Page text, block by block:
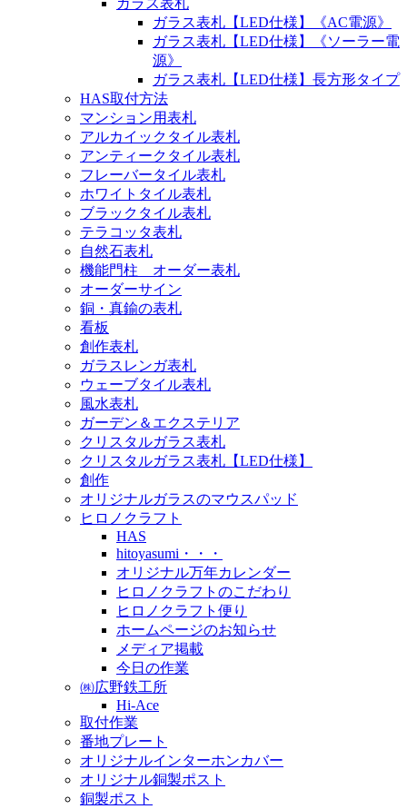
ガラス表札
ガラス表札【LED仕様】《AC電源》
ガラス表札【LED仕様】《ソーラー電
源》
ガラス表札【LED仕様】長方形タイプ
HAS取付方法
マンション用表札
アルカイックタイル表札
アンティークタイル表札
フレーバータイル表札
ホワイトタイル表札
ブラックタイル表札
テラコッタ表札
自然石表札
機能門柱 オーダー表札
オーダーサイン
銅・真鍮の表札
看板
創作表札
ガラスレンガ表札
ウェーブタイル表札
風水表札
ガーデン＆エクステリア
クリスタルガラス表札
クリスタルガラス表札【LED仕様】
創作
オリジナルガラスのマウスパッド
ヒロノクラフト
HAS
hitoyasumi・・・
オリジナル万年カレンダー
ヒロノクラフトのこだわり
ヒロノクラフト便り
ホームページのお知らせ
メディア掲載
今日の作業
㈱広野鉄工所
Hi-Ace
取付作業
番地プレート
オリジナルインターホンカバー
オリジナル銅製ポスト
銅製ポスト